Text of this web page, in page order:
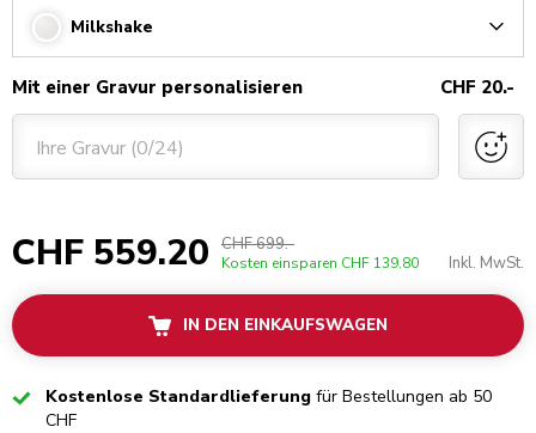
Milkshake
Mit einer Gravur personalisieren CHF 20.-
Ihre Gravur (0/24)
CHF 559.20 CHF 699.-
Kosten einsparen CHF 139.80 Inkl. MwSt.
IN DEN EINKAUFSWAGEN
CheckedKostenlose Standardlieferung für Bestellungen ab 50
CHF